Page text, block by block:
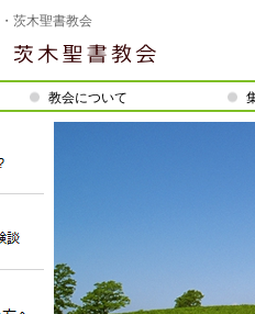
茨木聖書教会
教会について